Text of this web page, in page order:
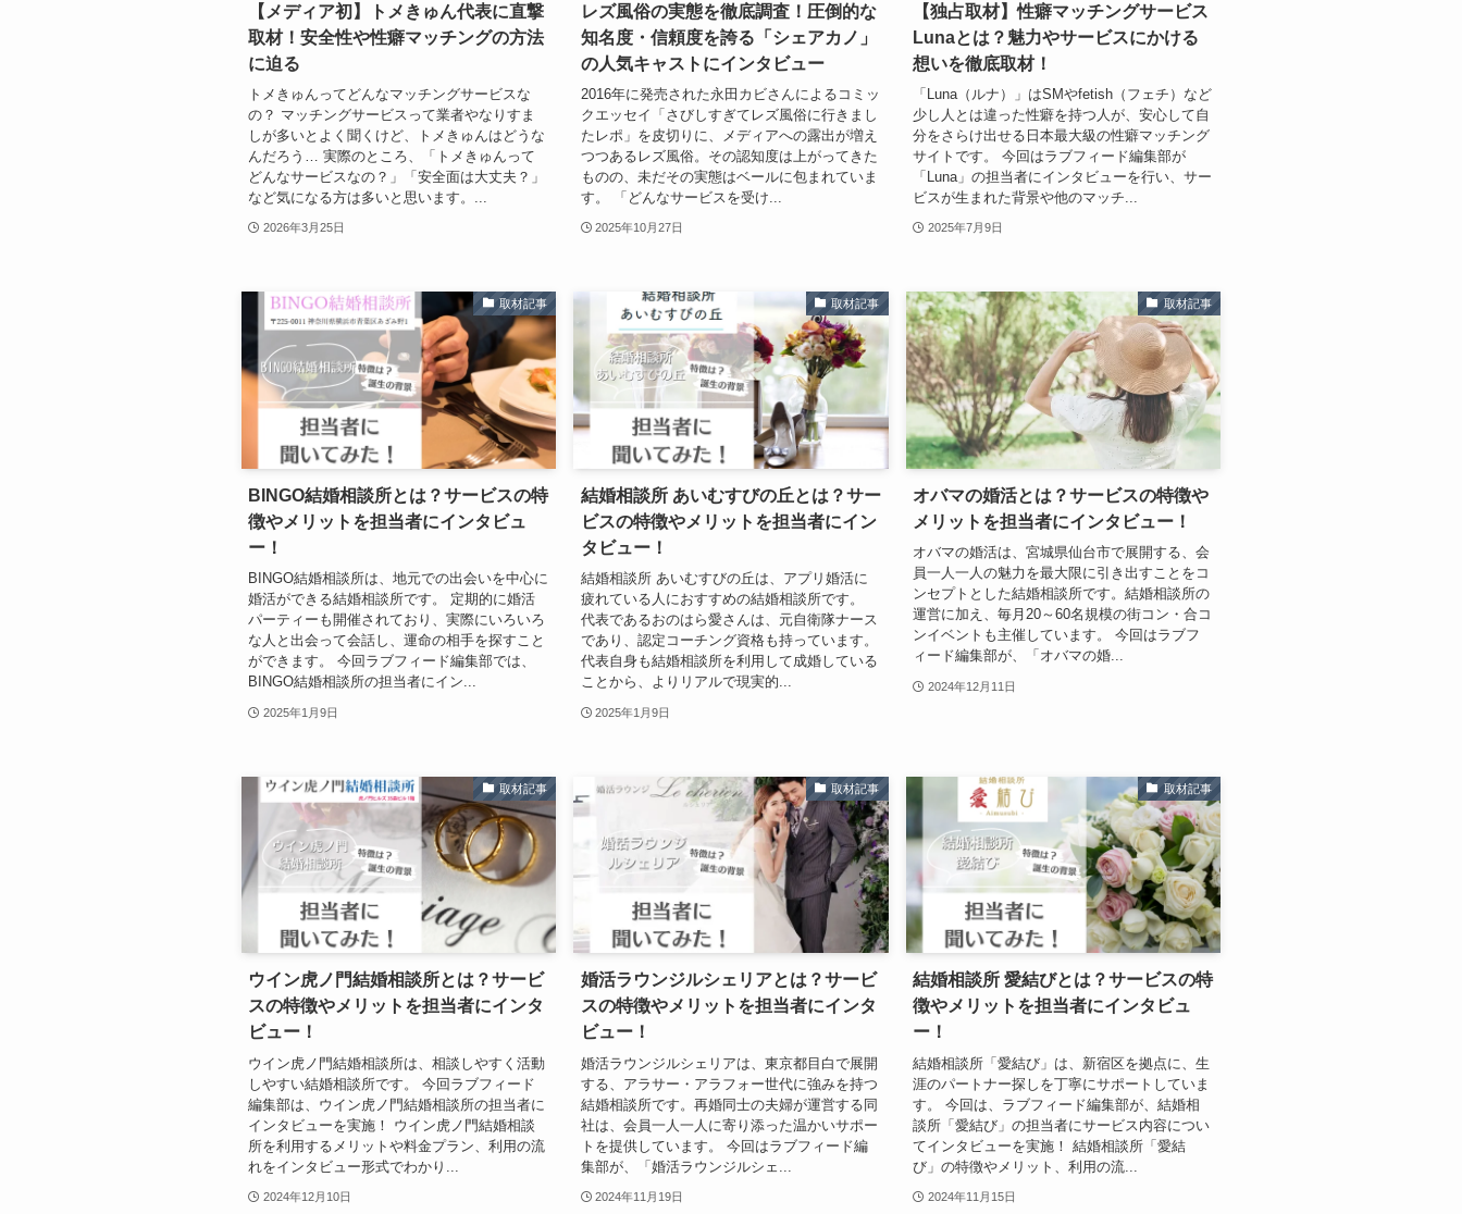
【メディア初】トメきゅん代表に直撃
取材！安全性や性癖マッチングの方法
に迫る
トメきゅんってどんなマッチングサービスな
の？ マッチングサービスって業者やなりすま
しが多いとよく聞くけど、トメきゅんはどうな
んだろう… 実際のところ、「トメきゅんって
どんなサービスなの？」「安全面は大丈夫？」
など気になる方は多いと思います。...
2026年3月25日
レズ風俗の実態を徹底調査！圧倒的な
知名度・信頼度を誇る「シェアカノ」
の人気キャストにインタビュー
2016年に発売された永田カビさんによるコミッ
クエッセイ「さびしすぎてレズ風俗に行きまし
たレポ」を皮切りに、メディアへの露出が増え
つつあるレズ風俗。その認知度は上がってきた
ものの、未だその実態はベールに包まれていま
す。 「どんなサービスを受け...
2025年10月27日
【独占取材】性癖マッチングサービス
Lunaとは？魅力やサービスにかける
想いを徹底取材！
「Luna（ルナ）」はSMやfetish（フェチ）など
少し人とは違った性癖を持つ人が、安心して自
分をさらけ出せる日本最大級の性癖マッチング
サイトです。 今回はラブフィード編集部が
「Luna」の担当者にインタビューを行い、サー
ビスが生まれた背景や他のマッチ...
2025年7月9日
取材記事
BINGO結婚相談所とは？サービスの特
徴やメリットを担当者にインタビュ
ー！
BINGO結婚相談所は、地元での出会いを中心に
婚活ができる結婚相談所です。 定期的に婚活
パーティーも開催されており、実際にいろいろ
な人と出会って会話し、運命の相手を探すこと
ができます。 今回ラブフィード編集部では、
BINGO結婚相談所の担当者にイン...
2025年1月9日
取材記事
結婚相談所 あいむすびの丘とは？サー
ビスの特徴やメリットを担当者にイン
タビュー！
結婚相談所 あいむすびの丘は、アプリ婚活に
疲れている人におすすめの結婚相談所です。
代表であるおのはら愛さんは、元自衛隊ナース
であり、認定コーチング資格も持っています。
代表自身も結婚相談所を利用して成婚している
ことから、よりリアルで現実的...
2025年1月9日
取材記事
オバマの婚活とは？サービスの特徴や
メリットを担当者にインタビュー！
オバマの婚活は、宮城県仙台市で展開する、会
員一人一人の魅力を最大限に引き出すことをコ
ンセプトとした結婚相談所です。結婚相談所の
運営に加え、毎月20～60名規模の街コン・合コ
ンイベントも主催しています。 今回はラブフ
ィード編集部が、「オバマの婚...
2024年12月11日
取材記事
ウイン虎ノ門結婚相談所とは？サービ
スの特徴やメリットを担当者にインタ
ビュー！
ウイン虎ノ門結婚相談所は、相談しやすく活動
しやすい結婚相談所です。 今回ラブフィード
編集部は、ウイン虎ノ門結婚相談所の担当者に
インタビューを実施！ ウイン虎ノ門結婚相談
所を利用するメリットや料金プラン、利用の流
れをインタビュー形式でわかり...
2024年12月10日
取材記事
婚活ラウンジルシェリアとは？サービ
スの特徴やメリットを担当者にインタ
ビュー！
婚活ラウンジルシェリアは、東京都目白で展開
する、アラサー・アラフォー世代に強みを持つ
結婚相談所です。再婚同士の夫婦が運営する同
社は、会員一人一人に寄り添った温かいサポー
トを提供しています。 今回はラブフィード編
集部が、「婚活ラウンジルシェ...
2024年11月19日
取材記事
結婚相談所 愛結びとは？サービスの特
徴やメリットを担当者にインタビュ
ー！
結婚相談所「愛結び」は、新宿区を拠点に、生
涯のパートナー探しを丁寧にサポートしていま
す。 今回は、ラブフィード編集部が、結婚相
談所「愛結び」の担当者にサービス内容につい
てインタビューを実施！ 結婚相談所「愛結
び」の特徴やメリット、利用の流...
2024年11月15日